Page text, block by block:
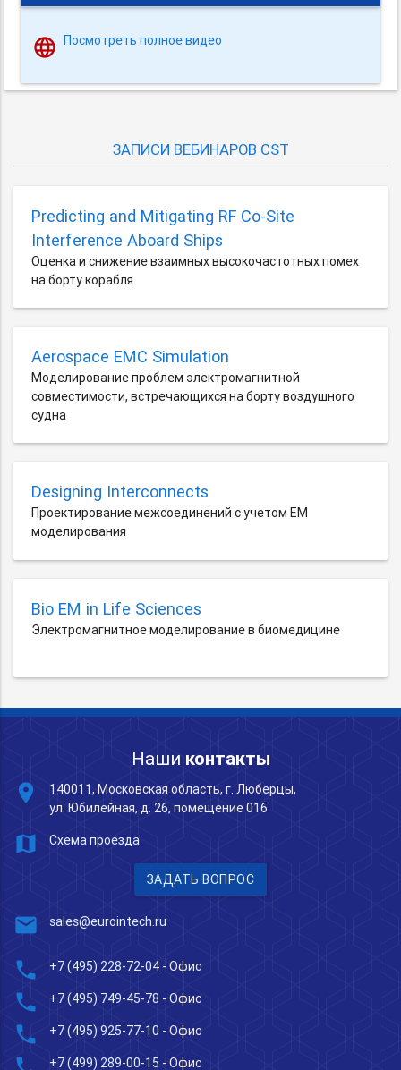
Посмотреть полное видео
ЗАПИСИ ВЕБИНАРОВ CST
Predicting and Mitigating RF Co-Site
Interference Aboard Ships
Оценка и снижение взаимных высокочастотных помех
на борту корабля
Aerospace EMC Simulation
Моделирование проблем электромагнитной
совместимости, встречающихся на борту воздушного
судна
Designing Interconnects
Проектирование межсоединений с учетом EM
моделирования
Bio EM in Life Sciences
Электромагнитное моделирование в биомедицине
Наши контакты
place
140011, Московская область, г. Люберцы,
ул. Юбилейная, д. 26, помещение 016
map Схема проезда
ЗАДАТЬ ВОПРОС
mail sales@eurointech.ru
phone +7 (495) 228-72-04 - Офис
phone +7 (495) 749-45-78 - Офис
phone +7 (495) 925-77-10 - Офис
+7 (499) 289-00-15 - Офис